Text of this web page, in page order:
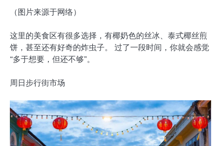
（图片来源于网络）
这里的美食区有很多选择，有椰奶色的丝冰、泰式椰丝煎
饼，甚至还有好奇的炸虫子。 过了一段时间，你就会感觉
“多于想要，但还不够”。
周日步行街市场